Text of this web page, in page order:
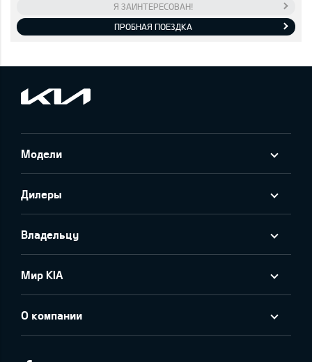
Я ЗАИНТЕРЕСОВАН!
ПРОБНАЯ ПОЕЗДКА
Модели
Дилеры
Владельцу
Мир KIA
О компании